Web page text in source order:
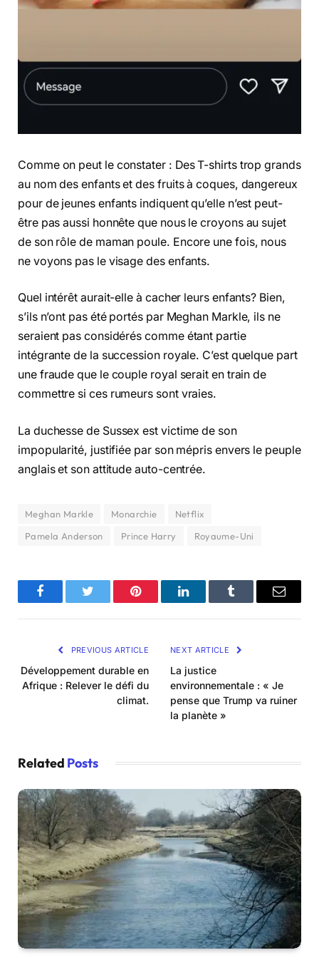
Comme on peut le constater : Des T-shirts trop grands
au nom des enfants et des fruits à coques, dangereux
pour de jeunes enfants indiquent qu’elle n’est peut-
être pas aussi honnête que nous le croyons au sujet
de son rôle de maman poule. Encore une fois, nous
ne voyons pas le visage des enfants.
Quel intérêt aurait-elle à cacher leurs enfants? Bien,
s’ils n’ont pas été portés par Meghan Markle, ils ne
seraient pas considérés comme étant partie
intégrante de la succession royale. C’est quelque part
une fraude que le couple royal serait en train de
commettre si ces rumeurs sont vraies.
La duchesse de Sussex est victime de son
impopularité, justifiée par son mépris envers le peuple
anglais et son attitude auto-centrée.
Meghan Markle Monarchie
Netflix
Pamela Anderson
Prince Harry Royaume-Uni
FacebookTwitter Pinterest LinkedInTumblr Email
PREVIOUS ARTICLE
Développement durable en
Afrique : Relever le défi du
climat.
NEXT ARTICLE
La justice
environnementale : « Je
pense que Trump va ruiner
la planète »
Related Posts